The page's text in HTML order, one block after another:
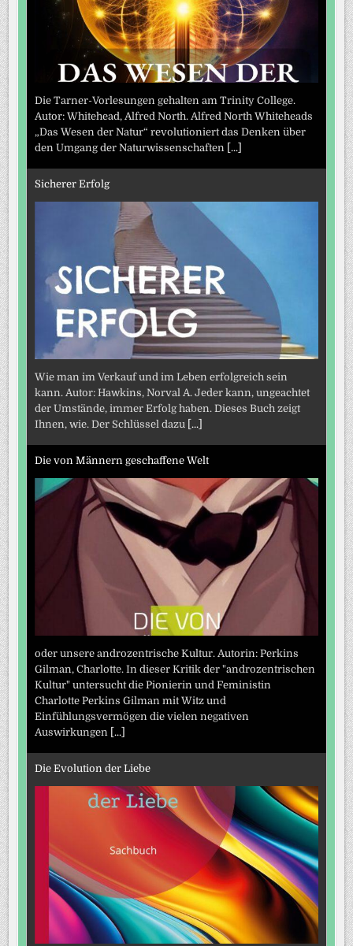
Die Tarner-Vorlesungen gehalten am Trinity College.
Autor: Whitehead, Alfred North. Alfred North Whiteheads
„Das Wesen der Natur“ revolutioniert das Denken über
den Umgang der Naturwissenschaften
[...]
Sicherer Erfolg
Wie man im Verkauf und im Leben erfolgreich sein
kann. Autor: Hawkins, Norval A. Jeder kann, ungeachtet
der Umstände, immer Erfolg haben. Dieses Buch zeigt
Ihnen, wie. Der Schlüssel dazu
[...]
Die von Männern geschaffene Welt
oder unsere androzentrische Kultur. Autorin: Perkins
Gilman, Charlotte. In dieser Kritik der "androzentrischen
Kultur" untersucht die Pionierin und Feministin
Charlotte Perkins Gilman mit Witz und
Einfühlungsvermögen die vielen negativen
Auswirkungen
[...]
Die Evolution der Liebe